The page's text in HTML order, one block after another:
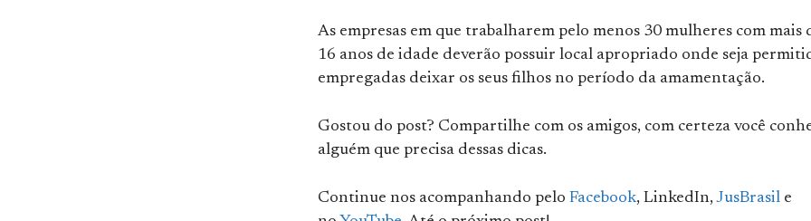
As empresas em que trabalharem pelo menos 30 mulheres com mais
16 anos de idade deverão possuir local apropriado onde seja
empregadas deixar os seus filhos no período da amamentação.
Gostou do post? Compartilhe com os amigos, com certeza você
alguém que precisa dessas dicas.
Continue nos acompanhando pelo Facebook, LinkedIn,JusBrasil e